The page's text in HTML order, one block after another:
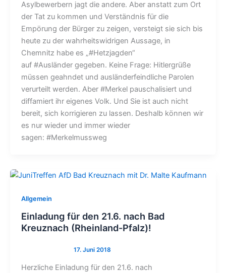
Asylbewerbern jagt die andere. Aber anstatt zum Ort
der Tat zu kommen und Verständnis für die
Empörung der Bürger zu zeigen, versteigt sie sich bis
heute zu der wahrheitswidrigen Aussage, in
Chemnitz habe es „#Hetzjagden“
auf #Ausländer gegeben. Keine Frage: Hitlergrüße
müssen geahndet und ausländerfeindliche Parolen
verurteilt werden. Aber #Merkel pauschalisiert und
diffamiert ihr eigenes Volk. Und Sie ist auch nicht
bereit, sich korrigieren zu lassen. Deshalb können wir
es nur wieder und immer wieder
sagen: #Merkelmussweg
Allgemein
Einladung für den 21.6. nach Bad
Kreuznach (Rheinland-Pfalz)!
Herzliche Einladung für den 21.6. nach